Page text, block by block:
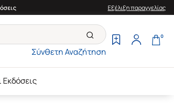
Εξέλιξη παραγγελίας
Σύνθετη Αναζήτηση
0
Εκδόσεις